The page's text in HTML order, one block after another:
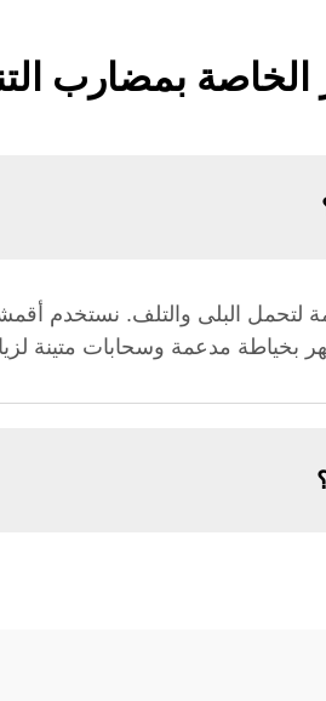
الخاصة بمضارب
لتحمل البلى والتلف. نستخدم
مدعمة وسحابات متينة